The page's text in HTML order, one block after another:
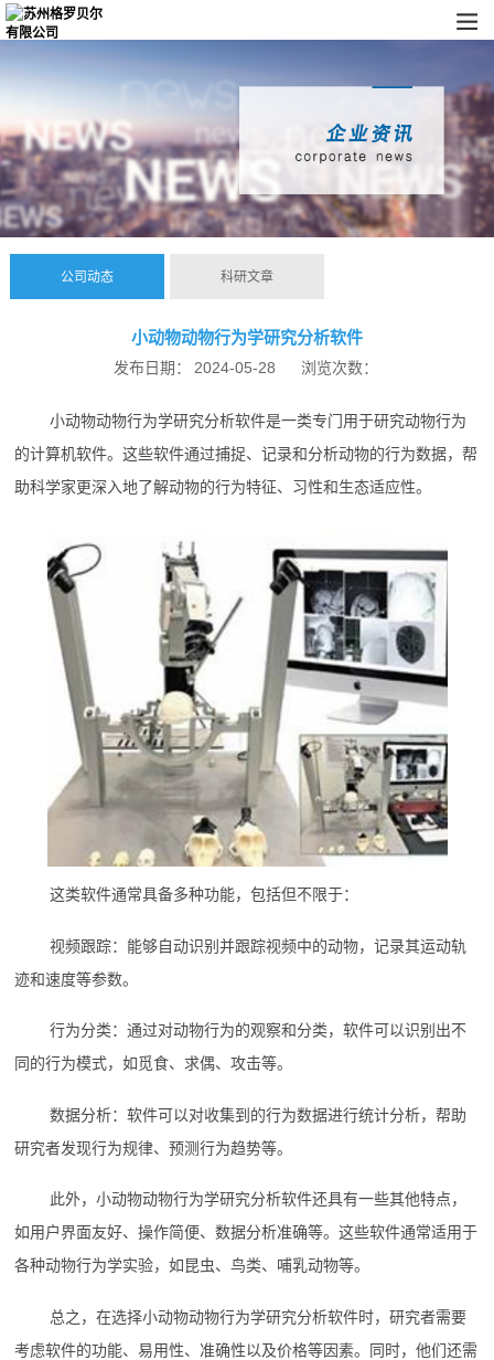
公司动态 科研文章
小动物动物行为学研究分析软件
发布日期： 2024-05-28 浏览次数：
小动物动物行为学研究分析软件是一类专门用于研究动物行为
的计算机软件。这些软件通过捕捉、记录和分析动物的行为数据，帮
助科学家更深入地了解动物的行为特征、习性和生态适应性。
这类软件通常具备多种功能，包括但不限于：
视频跟踪：能够自动识别并跟踪视频中的动物，记录其运动轨
迹和速度等参数。
行为分类：通过对动物行为的观察和分类，软件可以识别出不
同的行为模式，如觅食、求偶、攻击等。
数据分析：软件可以对收集到的行为数据进行统计分析，帮助
研究者发现行为规律、预测行为趋势等。
此外，小动物动物行为学研究分析软件还具有一些其他特点，
如用户界面友好、操作简便、数据分析准确等。这些软件通常适用于
各种动物行为学实验，如昆虫、鸟类、哺乳动物等。
总之，在选择小动物动物行为学研究分析软件时，研究者需要
考虑软件的功能、易用性、准确性以及价格等因素。同时，他们还需